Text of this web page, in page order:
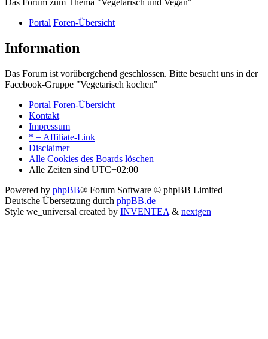
Portal Foren-Übersicht
Information
Das Forum ist vorübergehend geschlossen. Bitte besucht uns in der
Facebook-Gruppe "Vegetarisch kochen"
Portal Foren-Übersicht
Kontakt
Impressum
* = Affiliate-Link
Disclaimer
Alle Cookies des Boards löschen
Alle Zeiten sind UTC+02:00
Powered by phpBB® Forum Software © phpBB Limited
Deutsche Übersetzung durch phpBB.de
Style we_universal created by INVENTEA & nextgen